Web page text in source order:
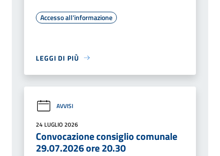
Accesso all'informazione
LEGGI DI PIÙ
AVVISI
24 LUGLIO 2026
Convocazione consiglio comunale
29.07.2026 ore 20.30